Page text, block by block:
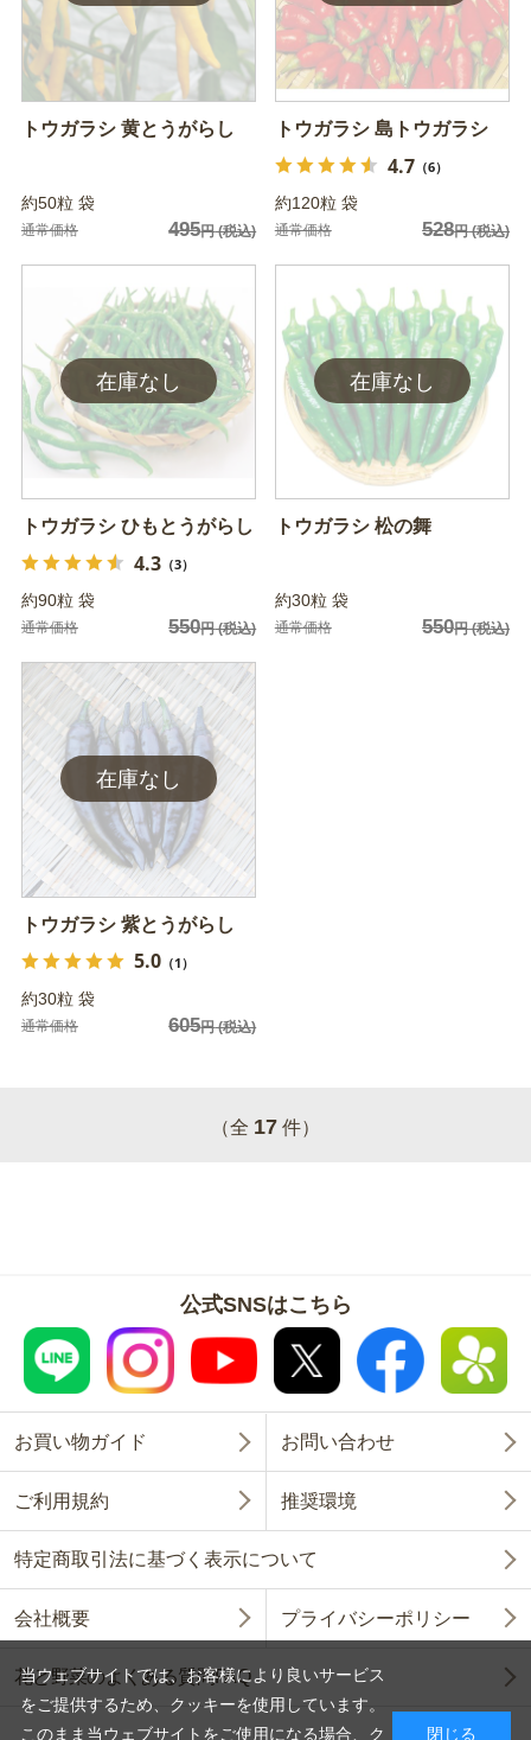
トウガラシ 黄とうがらし
約50粒 袋
通常価格 495円(税込)
トウガラシ 島トウガラシ
4.7（6）
約120粒 袋
通常価格 528円(税込)
トウガラシ ひもとうがらし
4.3（3）
約90粒 袋
通常価格 550円(税込)
トウガラシ 松の舞
約30粒 袋
通常価格 550円(税込)
トウガラシ 紫とうがらし
5.0（1）
約30粒 袋
通常価格 605円(税込)
（全 17 件）
公式SNSはこちら
お買い物ガイド お問い合わせ
ご利用規約 推奨環境
特定商取引法に基づく表示について
会社概要 プライバシーポリシー
花と野菜のよくある質問FAQ
当ウェブサイトでは、お客様により良いサービス
をご提供するため、クッキーを使用しています。
このまま当ウェブサイトをご使用になる場合、ク
閉じる